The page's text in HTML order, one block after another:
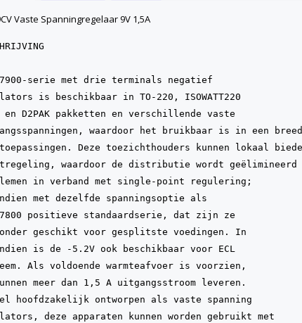
Vaste Spanningregelaar 9V 1,5A
serie met drie terminals negatief
is beschikbaar in TO-220, ISOWATT220
en D2PAK pakketten en verschillende vaste
waardoor het bruikbaar is in een
Deze toezichthouders kunnen lokaal
waardoor de distributie wordt geëlimineerd
in verband met single-point regulering;
met dezelfde spanningsoptie als
positieve standaardserie, dat zijn ze
geschikt voor gesplitste voedingen. In
is de -5.2V ook beschikbaar voor ECL
Als voldoende warmteafvoer is voorzien,
meer dan 1,5 A uitgangsstroom leveren.
hoofdzakelijk ontworpen als vaste spanning
deze apparaten kunnen worden gebruikt met